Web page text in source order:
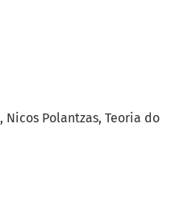
Nicos Polantzas Teoria do